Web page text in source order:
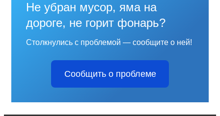
Не убран мусор, яма на
дороге, не горит фонарь?
Столкнулись с проблемой — сообщите о ней!
Сообщить о проблеме